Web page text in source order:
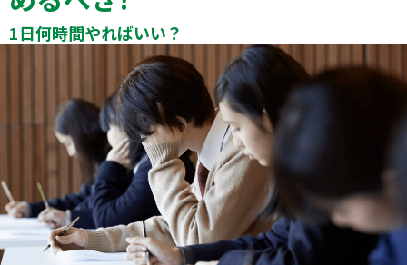
中学生の個別指導
高校生の個別指導
森塾を知る
森塾を知る トップ
森塾の想い
入塾について
入塾について トップ
よくあるご質問
1日何時間やればいい？